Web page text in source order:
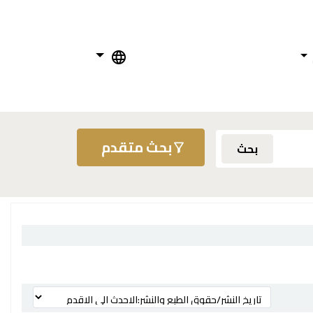
بحث بحث متقدم
ترتيب بواسطة: